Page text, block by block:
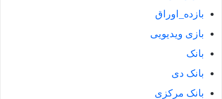
بازده_اوراق‌
بازی ویدیویی
بانک
بانک دی
بانک مرکزی